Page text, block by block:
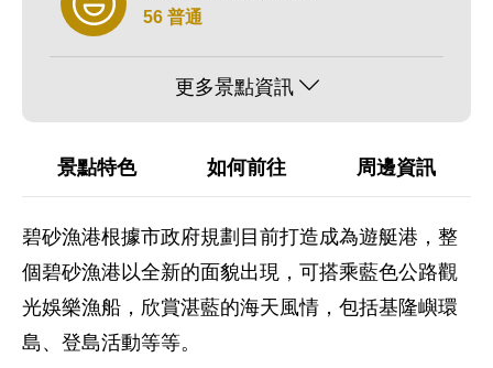
56 普通
更多景點資訊
景點特色 如何前往 周邊資訊
碧砂漁港根據市政府規劃目前打造成為遊艇港，整
個碧砂漁港以全新的面貌出現，可搭乘藍色公路觀
光娛樂漁船，欣賞湛藍的海天風情，包括基隆嶼環
島、登島活動等等。